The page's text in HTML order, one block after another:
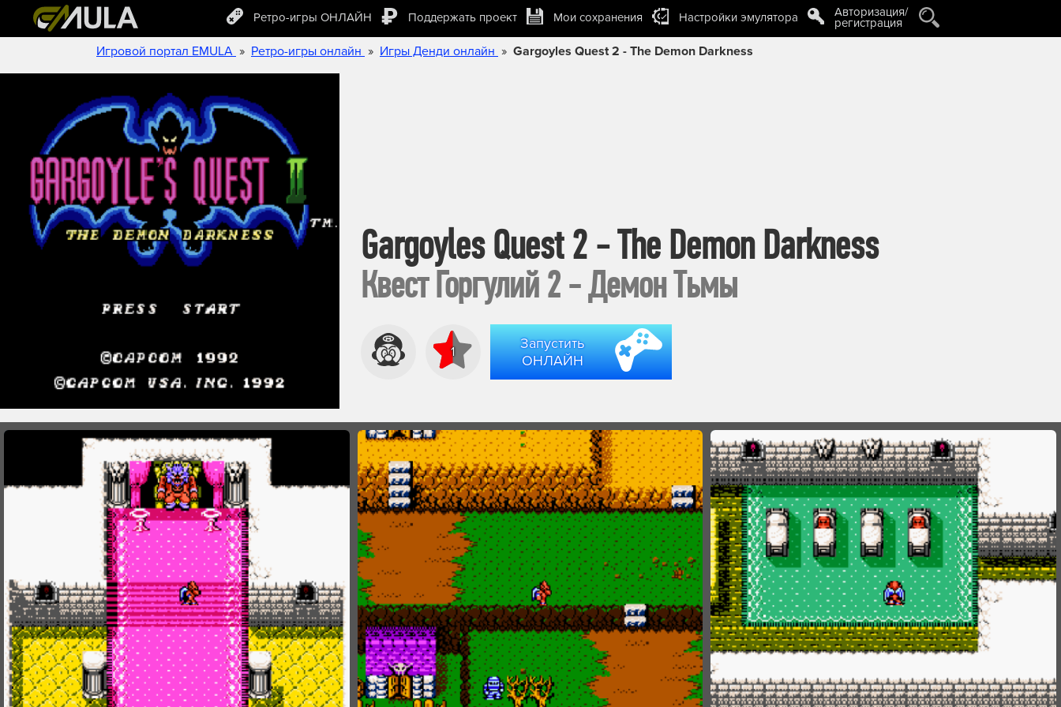
Ретро-игры ОНЛАЙН Поддержать проект Мои сохранения Настройки эмулятора Авторизация/
регистрация
Игровой портал EMULA » Ретро-игры онлайн » Игры Денди онлайн » Gargoyles Quest 2 - The Demon Darkness
Gargoyles Quest 2 - The Demon Darkness
Квест Горгулий 2 - Демон Тьмы
1
Запустить
ОНЛАЙН